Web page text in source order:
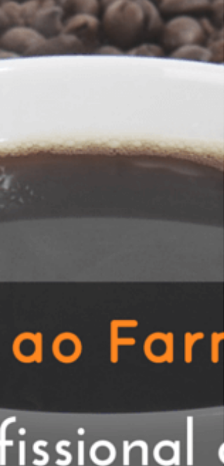
Código de Ética Farmacêutica? Já pegou
seu café ☕? “Deixar de...